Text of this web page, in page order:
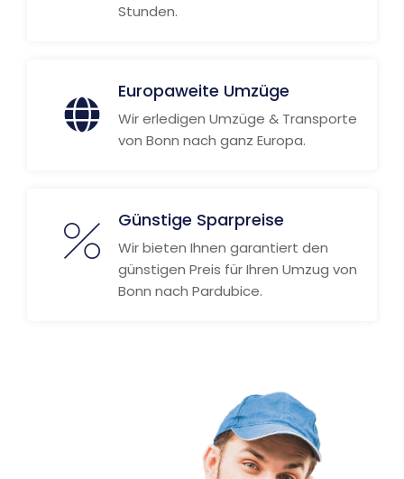
Stunden.
Europaweite Umzüge
Wir erledigen Umzüge & Transporte
von Bonn nach ganz Europa.
Günstige Sparpreise
Wir bieten Ihnen garantiert den
günstigen Preis für Ihren Umzug von
Bonn nach Pardubice.